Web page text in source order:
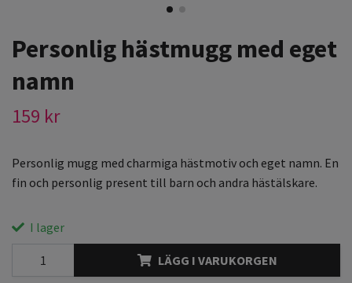
Personlig hästmugg med eget
namn
159 kr
Personlig mugg med charmiga hästmotiv och eget namn. En
fin och personlig present till barn och andra hästälskare.
I lager
LÄGG I VARUKORGEN